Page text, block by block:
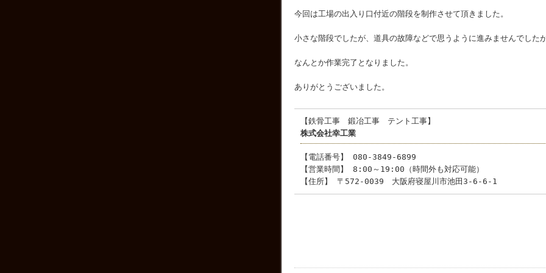
今回は工場の出入り口付近の階段を制作させて頂きました。
小さな階段でしたが、道具の故障などで思うように進みませんでした
なんとか作業完了となりました。
ありがとうございました。
【鉄骨工事 鍛冶工事 テント工事】
株式会社幸工業
【電話番号】 080-3849-6899
【営業時間】 8:00～19:00（時間外も対応可能）
【住所】 〒572-0039 大阪府寝屋川市池田3-6-6-1